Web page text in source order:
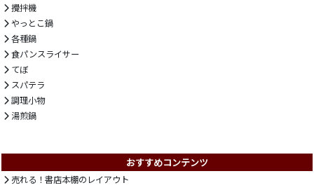
攪拌機
やっとこ鍋
各種鍋
食パンスライサー
てぼ
スパテラ
調理小物
湯煎鍋
おすすめコンテンツ
売れる！書店本棚のレイアウト